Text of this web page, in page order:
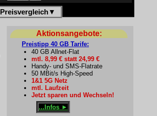
Preisvergleich▼
Aktionsangebote:
Preistipp 40 GB Tarife:
40 GB Allnet-Flat
mtl. 8,99 € statt 24,99 €
Handy- und SMS-Flatrate
50 MBit/s High-Speed
1&1 5G Netz
mtl. Laufzeit
Jetzt sparen und Wechseln!
...Infos ►